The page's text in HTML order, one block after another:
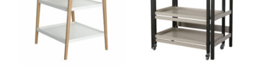
DÉTAILS DÉTAILS